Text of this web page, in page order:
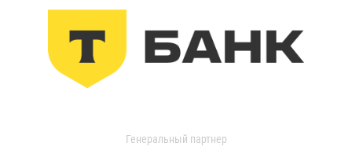
Генеральный партнер